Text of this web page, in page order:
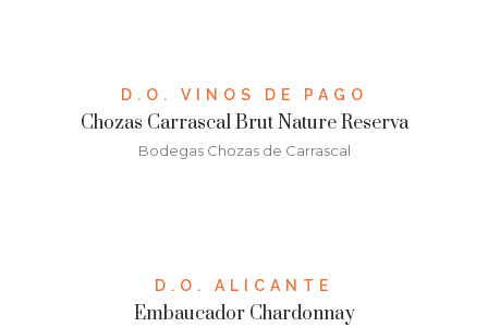
D.O. VINOS DE PAGO
Chozas Carrascal Brut Nature Reserva
Bodegas Chozas de Carrascal
D.O. ALICANTE
Embaucador Chardonnay